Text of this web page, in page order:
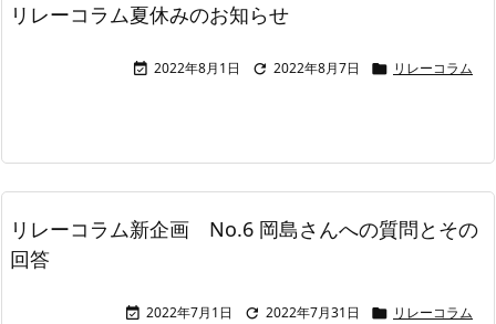
リレーコラム夏休みのお知らせ
 2022年8月1日  2022年8月7日  リレーコラム
リレーコラム新企画 No.6 岡島さんへの質問とその
回答
 2022年7月1日  2022年7月31日  リレーコラム